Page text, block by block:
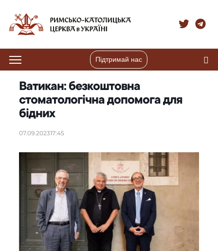
Підтримай нас
Ватикан: безкоштовна
стоматологічна допомога для
бідних
07.09.202317:45